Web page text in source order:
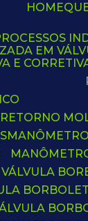
HOME
EM
E
RETORNO
VÁLVULA